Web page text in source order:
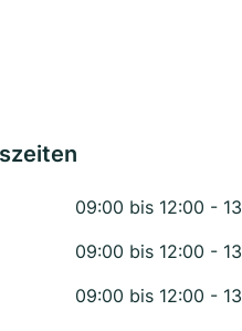
09:00 bis 12:00 -
09:00 bis 12:00 -
09:00 bis 12:00 -